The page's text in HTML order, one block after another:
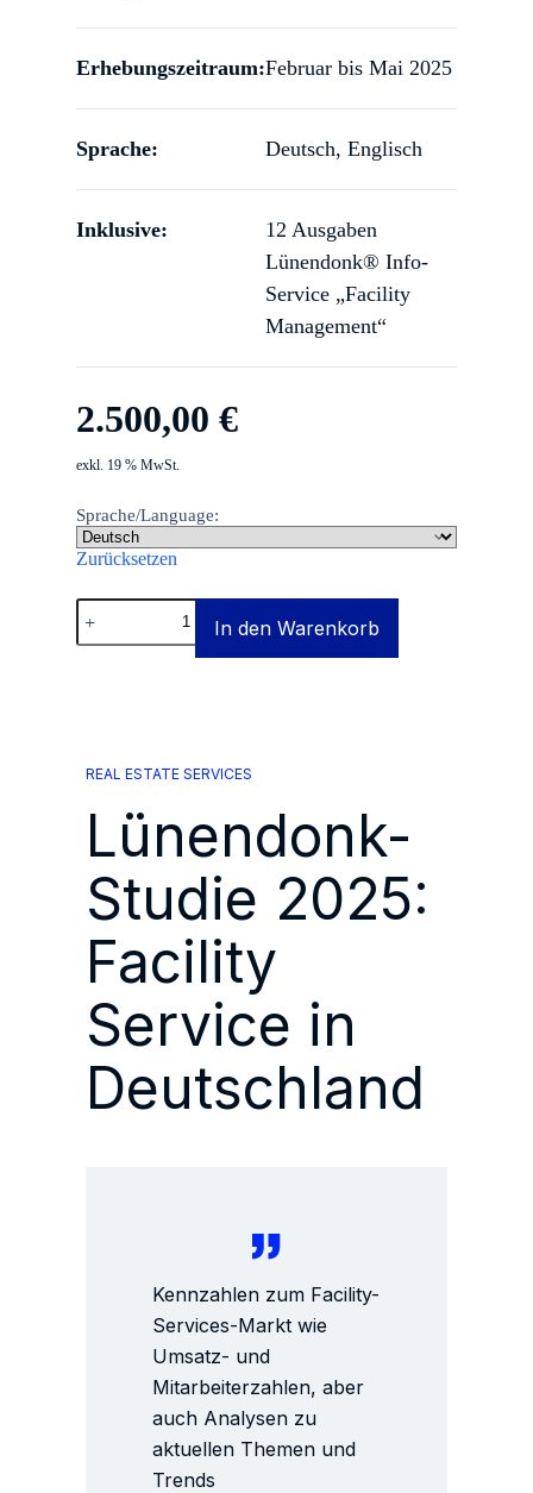
Erhebungszeitraum:Februar bis Mai 2025
Sprache: Deutsch, Englisch
Inklusive:
12 Ausgaben
Lünendonk® Info-
Service „Facility
Management“
2.500,00 €
exkl. 19 % MwSt.
Sprache/Language:
Zurücksetzen
Lünendonk-
Studie
2025:
In den Warenkorb
REAL ESTATE SERVICES
Lünendonk-
Studie 2025:
Facility
Service in
Deutschland
Kennzahlen zum Facility-
Services-Markt wie
Umsatz- und
Mitarbeiterzahlen, aber
auch Analysen zu
aktuellen Themen und
Trends